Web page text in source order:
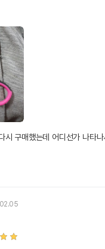
시 구매했는데 어디선가 나타